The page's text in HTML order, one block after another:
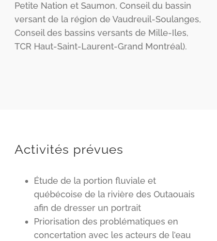
Petite Nation et Saumon, Conseil du bassin
versant de la région de Vaudreuil-Soulanges,
Conseil des bassins versants de Mille-Iles,
TCR Haut-Saint-Laurent-Grand Montréal).
Activités prévues
Étude de la portion fluviale et
québécoise de la rivière des Outaouais
afin de dresser un portrait
Priorisation des problématiques en
concertation avec les acteurs de l’eau